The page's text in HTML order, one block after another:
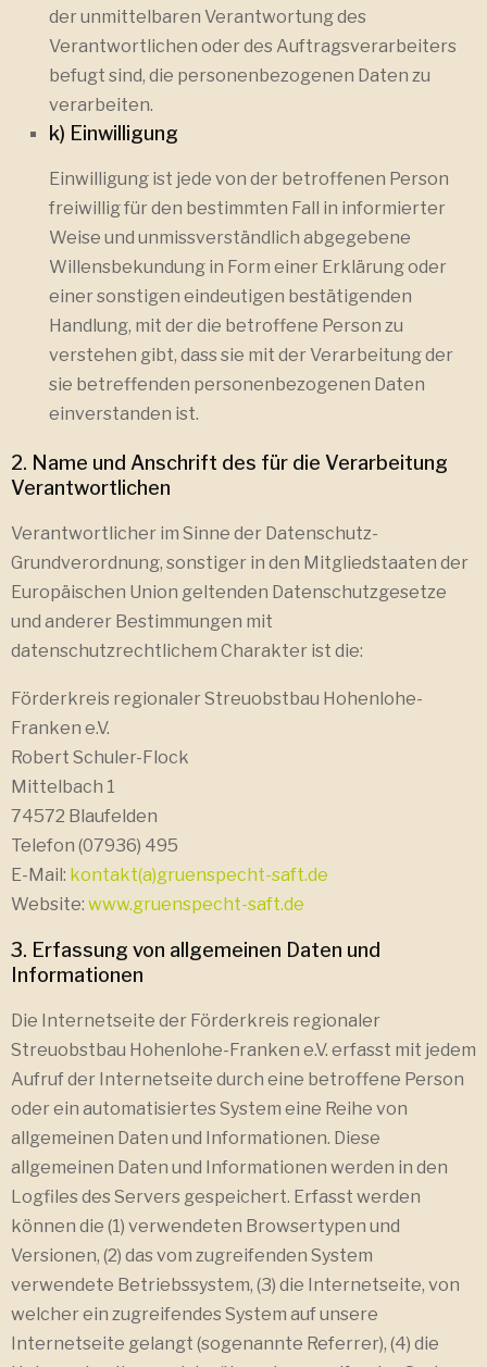
der unmittelbaren Verantwortung des
Verantwortlichen oder des Auftragsverarbeiters
befugt sind, die personenbezogenen Daten zu
verarbeiten.
k) Einwilligung
Einwilligung ist jede von der betroffenen Person
freiwillig für den bestimmten Fall in informierter
Weise und unmissverständlich abgegebene
Willensbekundung in Form einer Erklärung oder
einer sonstigen eindeutigen bestätigenden
Handlung, mit der die betroffene Person zu
verstehen gibt, dass sie mit der Verarbeitung der
sie betreffenden personenbezogenen Daten
einverstanden ist.
2. Name und Anschrift des für die Verarbeitung
Verantwortlichen
Verantwortlicher im Sinne der Datenschutz-
Grundverordnung, sonstiger in den Mitgliedstaaten der
Europäischen Union geltenden Datenschutzgesetze
und anderer Bestimmungen mit
datenschutzrechtlichem Charakter ist die:
Förderkreis regionaler Streuobstbau Hohenlohe-
Franken e.V.
Robert Schuler-Flock
Mittelbach 1
74572 Blaufelden
Telefon (07936) 495
E-Mail: kontakt(a)gruenspecht-saft.de
Website: www.gruenspecht-saft.de
3. Erfassung von allgemeinen Daten und
Informationen
Die Internetseite der Förderkreis regionaler
Streuobstbau Hohenlohe-Franken e.V. erfasst mit jedem
Aufruf der Internetseite durch eine betroffene Person
oder ein automatisiertes System eine Reihe von
allgemeinen Daten und Informationen. Diese
allgemeinen Daten und Informationen werden in den
Logfiles des Servers gespeichert. Erfasst werden
können die (1) verwendeten Browsertypen und
Versionen, (2) das vom zugreifenden System
verwendete Betriebssystem, (3) die Internetseite, von
welcher ein zugreifendes System auf unsere
Internetseite gelangt (sogenannte Referrer), (4) die